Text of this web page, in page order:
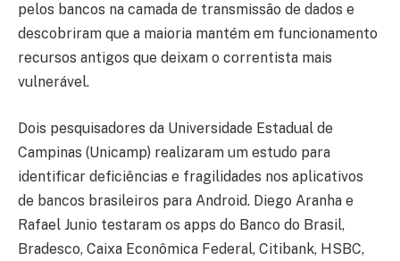
pelos bancos na camada de transmissão de dados e
descobriram que a maioria mantém em funcionamento
recursos antigos que deixam o correntista mais
vulnerável.
Dois pesquisadores da Universidade Estadual de
Campinas (Unicamp) realizaram um estudo para
identificar deficiências e fragilidades nos aplicativos
de bancos brasileiros para Android. Diego Aranha e
Rafael Junio testaram os apps do Banco do Brasil,
Bradesco, Caixa Econômica Federal, Citibank, HSBC,